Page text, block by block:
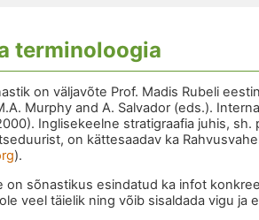
terminoloogia
on väljavõte Prof. Madis Rubeli
Murphy and A. Salvador (eds.).
Inglisekeelne stratigraafia juhis,
on kättesaadav ka
).
on sõnastikus esindatud ka infot
veel täielik ning võib sisaldada vigu ja